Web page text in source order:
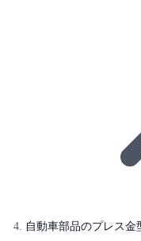
自動車部品のプレス金